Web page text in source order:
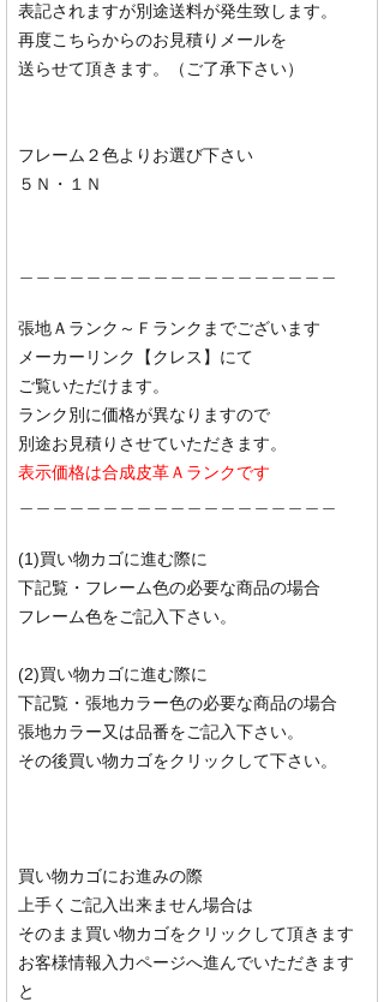
表記されますが別途送料が発生致します。
再度こちらからのお見積りメールを
送らせて頂きます。（ご了承下さい）
フレーム２色よりお選び下さい
５Ｎ・１Ｎ
張地Ａランク～Ｆランクまでございます
メーカーリンク【クレス】にて
ご覧いただけます。
ランク別に価格が異なりますので
別途お見積りさせていただきます。
表示価格は合成皮革Ａランクです
(1)買い物カゴに進む際に
下記覧・フレーム色の必要な商品の場合
フレーム色をご記入下さい。
(2)買い物カゴに進む際に
下記覧・張地カラー色の必要な商品の場合
張地カラー又は品番をご記入下さい。
その後買い物カゴをクリックして下さい。
買い物カゴにお進みの際
上手くご記入出来ません場合は
そのまま買い物カゴをクリックして頂きます
お客様情報入力ページへ進んでいただきます
と